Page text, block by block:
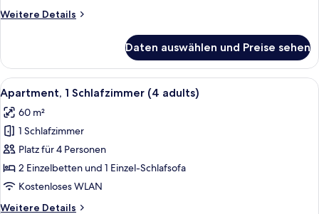
anzeigen
Weitere Details
Weitere
1
Schlafzimmer
(3
adults)
Daten auswählen und Preise sehen
Alle
Fotos
für
Apartment,
1
Schlafzimmer
(4
Ein Doppelbett mit grauem Kopfteil,
9
Apartment, 1 Schlafzimmer (4 adults)
60 m²
1 Schlafzimmer
Platz für 4 Personen
2 Einzelbetten und 1 Einzel-Schlafsofa
Kostenloses WLAN
Weitere Details
Weitere